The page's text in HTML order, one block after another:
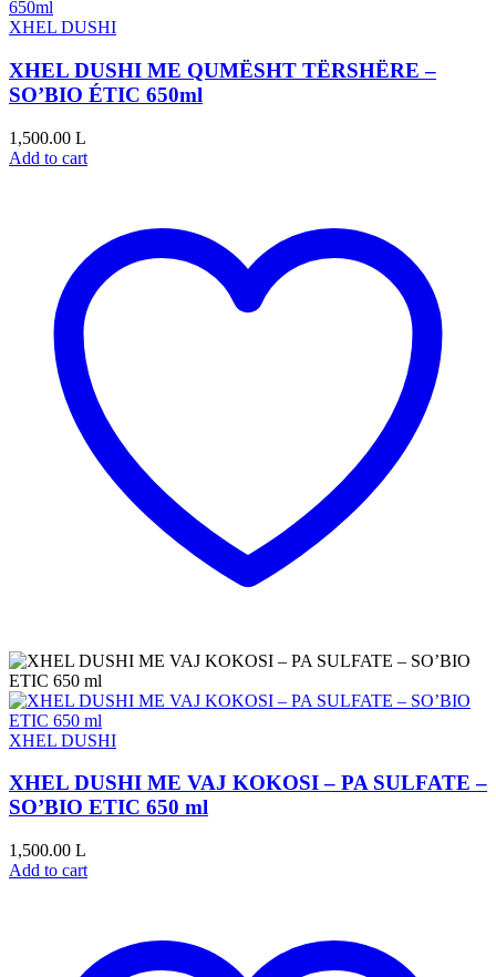
XHEL DUSHI
XHEL DUSHI ME QUMËSHT TËRSHËRE –
SO’BIO ÉTIC 650ml
1,500.00 L
Add to cart
XHEL DUSHI
XHEL DUSHI ME VAJ ​​KOKOSI – PA SULFATE –
SO’BIO ETIC 650 ml
1,500.00 L
Add to cart